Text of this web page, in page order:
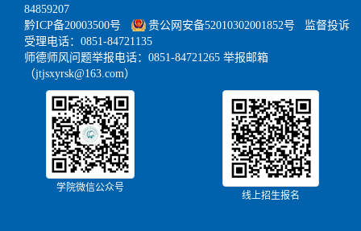
84859207
黔ICP备20003500号
贵公网安备52010302001852号
监督投诉
受理电话：0851-84721135
师德师风问题举报电话：0851-84721265 举报邮箱
（jtjsxyrsk@163.com）
学院微信公众号
线上招生报名